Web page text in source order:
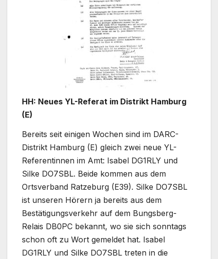
HH: Neues YL-Referat im Distrikt Hamburg
(E)
Bereits seit einigen Wochen sind im DARC-
Distrikt Hamburg (E) gleich zwei neue YL-
Referentinnen im Amt: Isabel DG1RLY und
Silke DO7SBL. Beide kommen aus dem
Ortsverband Ratzeburg (E39). Silke DO7SBL
ist unseren Hörern ja bereits aus dem
Bestätigungsverkehr auf dem Bungsberg-
Relais DB0PC bekannt, wo sie sich sonntags
schon oft zu Wort gemeldet hat. Isabel
DG1RLY und Silke DO7SBL treten in die